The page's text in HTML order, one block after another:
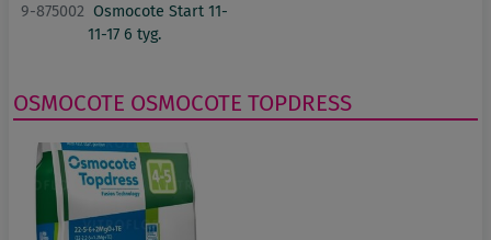
9-875002 Osmocote Start 11-
11-17 6 tyg.
OSMOCOTE OSMOCOTE TOPDRESS